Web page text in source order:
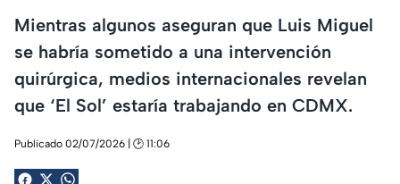
Mientras algunos aseguran que Luis Miguel
se habría sometido a una intervención
quirúrgica, medios internacionales revelan
que ‘El Sol’ estaría trabajando en CDMX.
Publicado 02/07/2026 | 🕑 11:06